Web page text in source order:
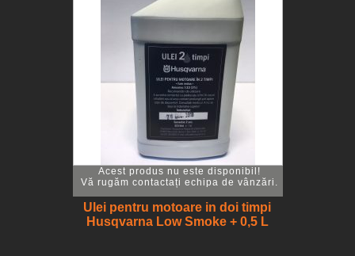
Acest produs nu este disponibil!
Vă rugăm contactați echipa de vânzări.
Ulei pentru motoare in doi timpi
Husqvarna Low Smoke + 0,5 L